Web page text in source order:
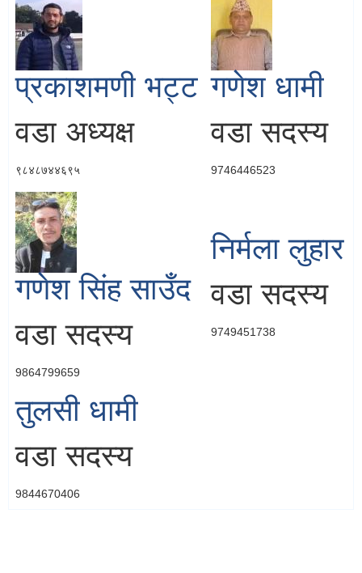
प्रकाशमणी भट्ट
वडा अध्यक्ष
९८४८७४४६९५
गणेश धामी
वडा सदस्य
9746446523
गणेश सिंह साउँद
वडा सदस्य
9864799659
निर्मला लुहार
वडा सदस्य
9749451738
तुलसी धामी
वडा सदस्य
9844670406